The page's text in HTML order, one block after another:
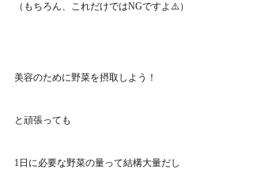
（もちろん、これだけではNGですよ⚠️）
美容のために野菜を摂取しよう！
と頑張っても
1日に必要な野菜の量って結構大量だし